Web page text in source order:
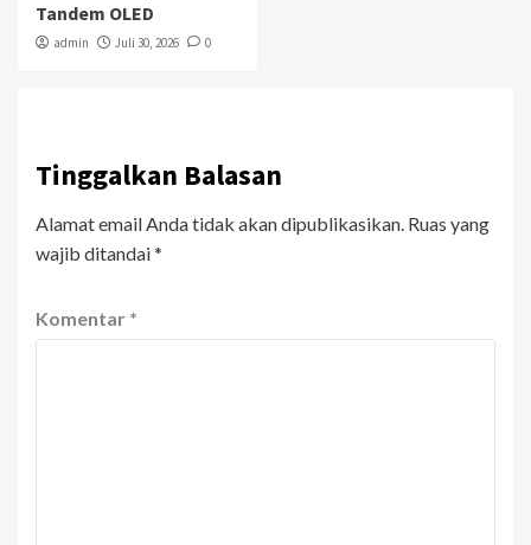
Tandem OLED
admin Juli 30, 2026 0
Tinggalkan Balasan
Alamat email Anda tidak akan dipublikasikan. Ruas yang
wajib ditandai*
Komentar *